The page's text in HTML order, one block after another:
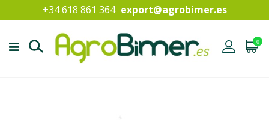
+34 618 861 364 export@agrobimer.es
0